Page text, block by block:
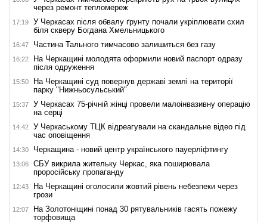
через ремонт тепломереж
17:19
У Черкасах після обвалу ґрунту почали укріплювати схил
біля скверу Богдана Хмельницького
16:47 Частина Тального тимчасово залишиться без газу
16:22
На Черкащині молодята оформили новий паспорт одразу
після одруження
15:50
На Черкащині суд повернув державі землі на території
парку "Нижньосульський"
15:37
У Черкасах 75-річній жінці провели малоінвазивну операцію
на серці
14:42
У Черкаському ТЦК відреагували на скандальне відео під
час оповіщення
14:30 Черкащина - новий центр українського пауерліфтингу
13:06
СБУ викрила жительку Черкас, яка поширювала
проросійську пропаганду
12:43
На Черкащині оголосили жовтий рівень небезпеки через
грози
12:07
На Золотоніщині понад 30 рятувальників гасять пожежу
торфовища